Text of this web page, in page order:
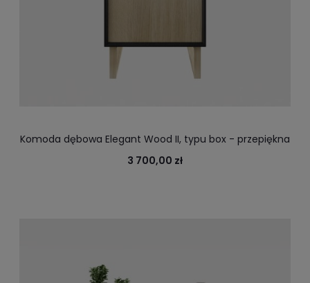
Komoda dębowa Elegant Wood II, typu box - przepiękna
drewniana pomalowana na czarno komoda, która
wypełni każde wnętrze
3 700,00 zł